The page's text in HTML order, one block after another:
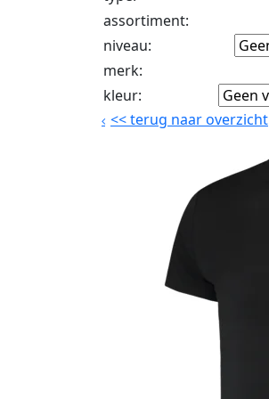
assortiment:
niveau:
merk:
kleur:
<<terug naar overzicht